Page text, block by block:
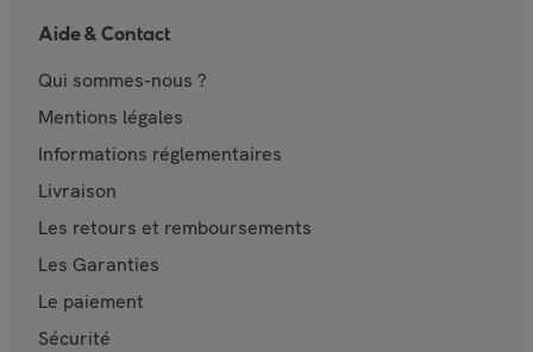
Aide & Contact
Qui sommes-nous ?
Mentions légales
Informations réglementaires
Livraison
Les retours et remboursements
Les Garanties
Le paiement
Sécurité